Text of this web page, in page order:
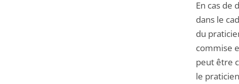
En cas de
dans le
du
commise
peut être
le